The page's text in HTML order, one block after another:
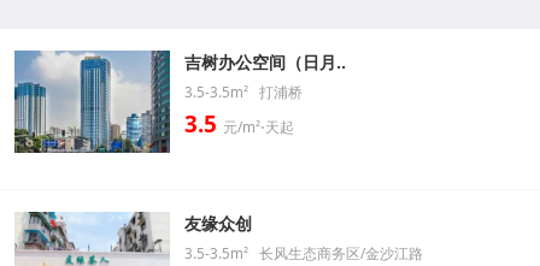
吉树办公空间（日月..
3.5-3.5m² 打浦桥
3.5 元/m²⋅天起
友缘众创
3.5-3.5m² 长风生态商务区/金沙江路